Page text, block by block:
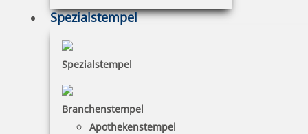
Spezialstempel
Spezialstempel
Branchenstempel
Apothekenstempel